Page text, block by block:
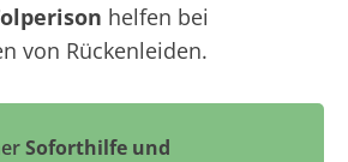
helfen bei
von Rückenleiden.
Soforthilfe und